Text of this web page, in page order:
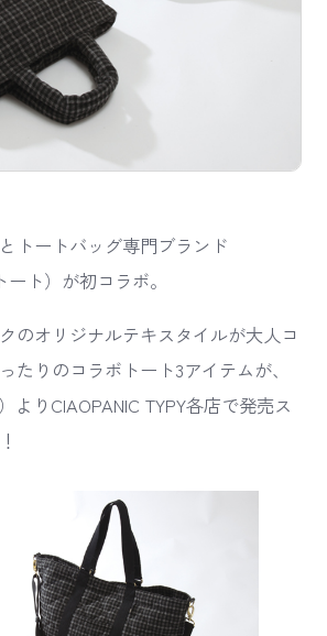
トートバッグ専門ブランド
ト）が初コラボ。
のオリジナルテキスタイルが大人コ
たりのコラボトート3アイテムが、
よりCIAOPANIC TYPY各店で発売ス